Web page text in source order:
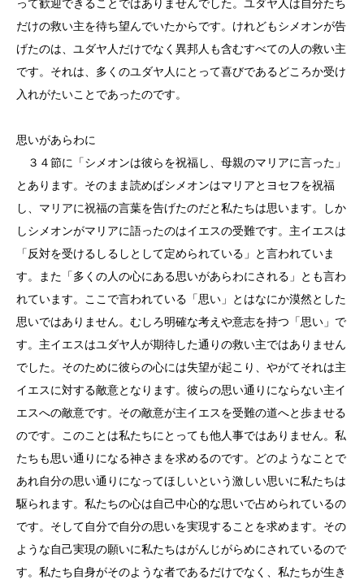
って歓迎できることではありませんでした。ユダヤ人は自分たち
だけの救い主を待ち望んでいたからです。けれどもシメオンが告
げたのは、ユダヤ人だけでなく異邦人も含むすべての人の救い主
です。それは、多くのユダヤ人にとって喜びであるどころか受け
入れがたいことであったのです。
思いがあらわに
３４節に「シメオンは彼らを祝福し、母親のマリアに言った」
とあります。そのまま読めばシメオンはマリアとヨセフを祝福
し、マリアに祝福の言葉を告げたのだと私たちは思います。しか
しシメオンがマリアに語ったのはイエスの受難です。主イエスは
「反対を受けるしるしとして定められている」と言われていま
す。また「多くの人の心にある思いがあらわにされる」とも言わ
れています。ここで言われている「思い」とはなにか漠然とした
思いではありません。むしろ明確な考えや意志を持つ「思い」で
す。主イエスはユダヤ人が期待した通りの救い主ではありません
でした。そのために彼らの心には失望が起こり、やがてそれは主
イエスに対する敵意となります。彼らの思い通りにならない主イ
エスへの敵意です。その敵意が主イエスを受難の道へと歩ませる
のです。このことは私たちにとっても他人事ではありません。私
たちも思い通りになる神さまを求めるのです。どのようなことで
あれ自分の思い通りになってほしいという激しい思いに私たちは
駆られます。私たちの心は自己中心的な思いで占められているの
です。そして自分で自分の思いを実現することを求めます。その
ような自己実現の願いに私たちはがんじがらめにされているので
す。私たち自身がそのような者であるだけでなく、私たちが生き